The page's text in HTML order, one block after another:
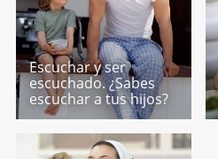
Escuchar y ser
escuchado. ¿Sabes
escuchar a tus hijos?